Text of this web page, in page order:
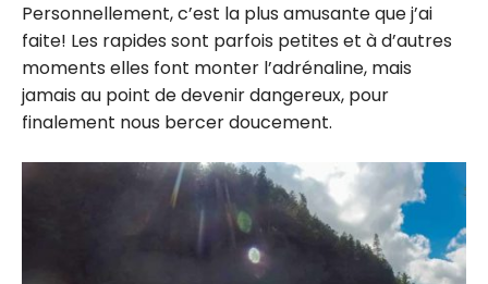
Personnellement, c’est la plus amusante que j’ai
faite! Les rapides sont parfois petites et à d’autres
moments elles font monter l’adrénaline, mais
jamais au point de devenir dangereux, pour
finalement nous bercer doucement.